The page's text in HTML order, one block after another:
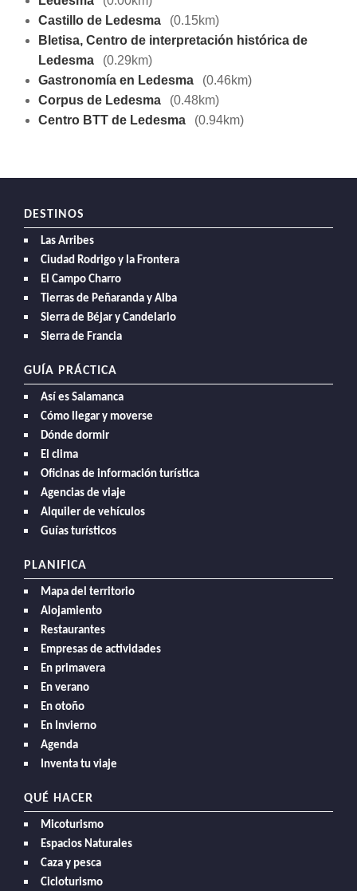
Castillo de Ledesma
(0.15km)
Bletisa, Centro de interpretación histórica de
Ledesma
(0.29km)
Gastronomía en Ledesma
(0.46km)
Corpus de Ledesma
(0.48km)
Centro BTT de Ledesma
(0.94km)
DESTINOS
Las Arribes
Ciudad Rodrigo y la Frontera
El Campo Charro
Tierras de Peñaranda y Alba
Sierra de Béjar y Candelario
Sierra de Francia
GUÍA PRÁCTICA
Así es Salamanca
Cómo llegar y moverse
Dónde dormir
El clima
Oficinas de información turística
Agencias de viaje
Alquiler de vehículos
Guías turísticos
PLANIFICA
Mapa del territorio
Alojamiento
Restaurantes
Empresas de actividades
En primavera
En verano
En otoño
En Invierno
Agenda
Inventa tu viaje
QUÉ HACER
Micoturismo
Espacios Naturales
Caza y pesca
Cicloturismo